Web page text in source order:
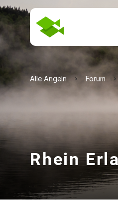
Alle Angeln Forum
Rhein